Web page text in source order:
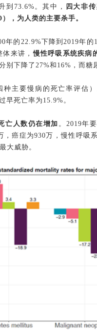
到73.6%。其中，
四大非
，为人类的主要杀手。
的22.9%下降到2019年的
体来讲，慢性呼吸系统疾病
下降了27%和16%，而糖
主要慢病的死亡率评估
早死亡率为15.9%。
亡人数仍在增加 。2019年
癌症为930万，慢性呼吸
大威胁。